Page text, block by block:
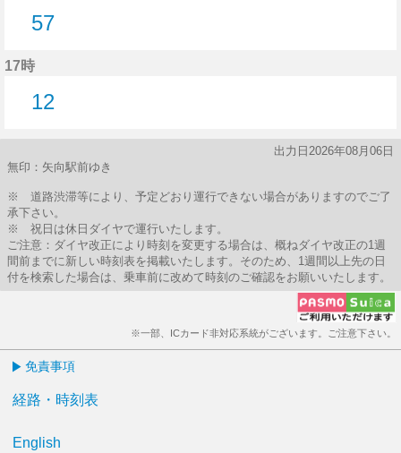
57
17時
12
出力日2026年08月06日
無印：矢向駅前ゆき
※ 道路渋滞等により、予定どおり運行できない場合がありますのでご了
承下さい。
※ 祝日は休日ダイヤで運行いたします。
ご注意：ダイヤ改正により時刻を変更する場合は、概ねダイヤ改正の1週
間前までに新しい時刻表を掲載いたします。そのため、1週間以上先の日
付を検索した場合は、乗車前に改めて時刻のご確認をお願いいたします。
※一部、ICカード非対応系統がございます。ご注意下さい。
免責事項
経路・時刻表
English